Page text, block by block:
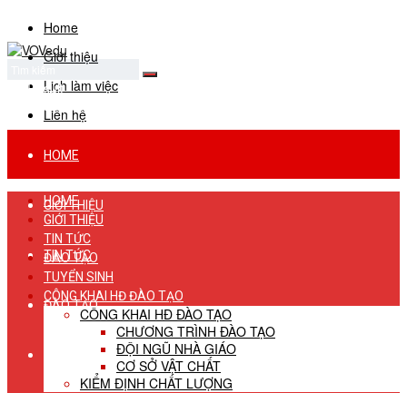
Home
Giới thiệu
Lịch làm việc
Liên hệ
No Result
View All Result
HOME
GIỚI THIỆU
TIN TỨC
ĐÀO TẠO
TUYỂN SINH
HOME
GIỚI THIỆU
TIN TỨC
ĐÀO TẠO
TUYỂN SINH
CÔNG KHAI HĐ ĐÀO TẠO
CÔNG KHAI HĐ ĐÀO TẠO
CHƯƠNG TRÌNH ĐÀO TẠO
ĐỘI NGŨ NHÀ GIÁO
CƠ SỞ VẬT CHẤT
KIỂM ĐỊNH CHẤT LƯỢNG